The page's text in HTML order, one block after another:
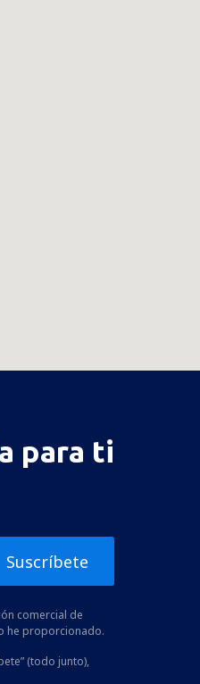
para ti
Suscríbete
comercial de
he proporcionado.
(todo junto),